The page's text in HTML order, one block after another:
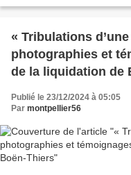
« Tribulations
photographies et
de la liquidation de
Publié le 23/12/2024 à 05:05
Par montpellier56